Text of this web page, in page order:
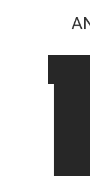
content